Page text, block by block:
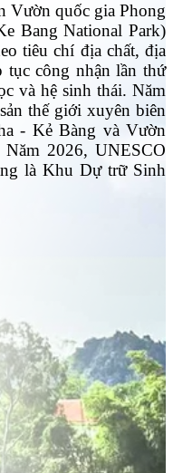
Vườn quốc gia Phong
Bang National Park)
tiêu chí địa chất, địa
tục công nhận lần thứ
và hệ sinh thái. Năm
thế giới xuyên biên
- Kẻ Bàng và Vườn
2026, UNESCO
là Khu Dự trữ Sinh